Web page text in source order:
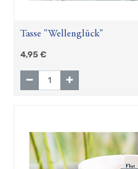
Tasse "Wellenglück"
4,95€